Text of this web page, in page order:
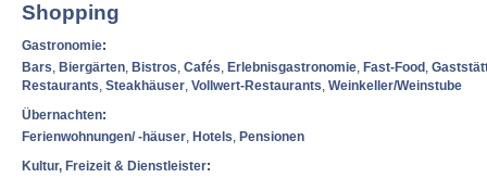
Shopping
Gastronomie:
Bars, Biergärten, Bistros, Cafés, Erlebnisgastronomie, Fast-Food ,
Restaurants, Steakhäuser, Vollwert-Restaurants, Weinkeller/Weinstube
Übernachten:
Ferienwohnungen/ -häuser, Hotels, Pensionen
Kultur, Freizeit & Dienstleister: